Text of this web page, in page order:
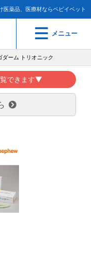
医薬品、医療材ならペピイベット
メニュー
ダーム トリオニック
覧できます▼